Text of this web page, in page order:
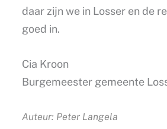
daar zijn we in Losser en de
goed in.
Cia Kroon
Burgemeester gemeente
Auteur: Peter Langela